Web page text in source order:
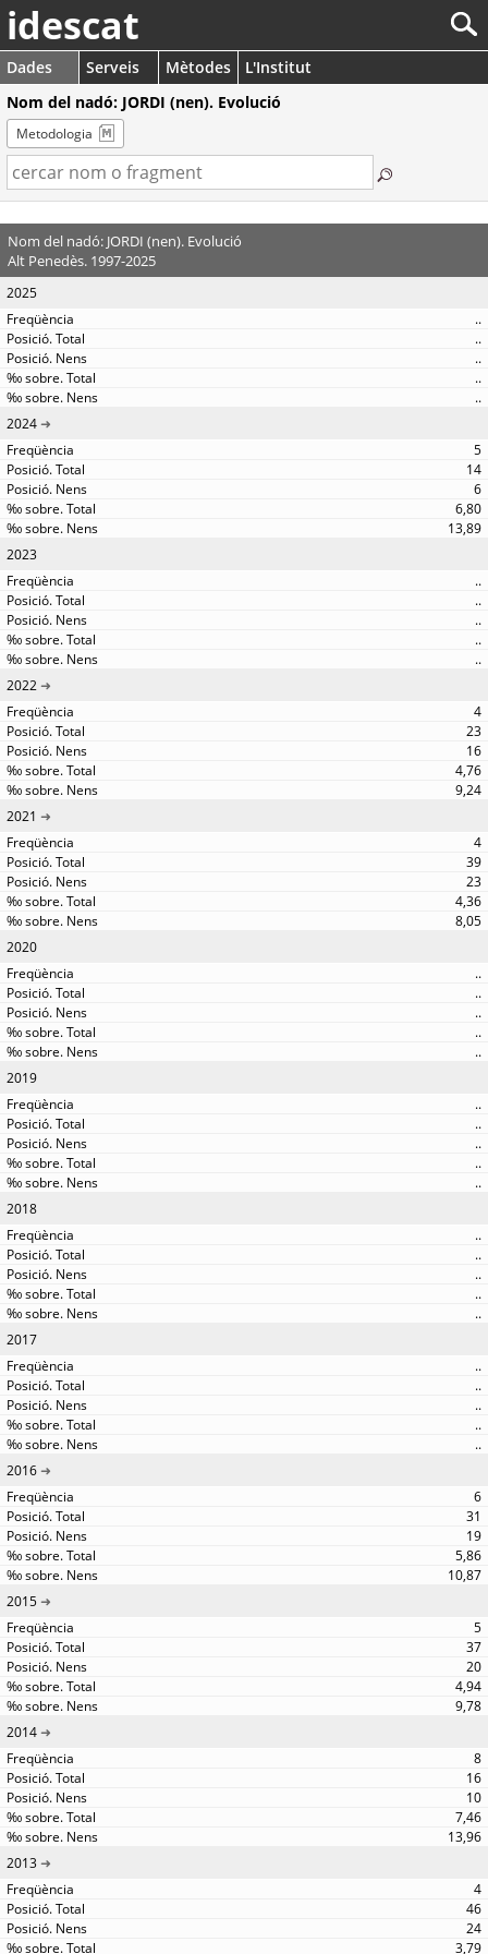
idescat
Dades Serveis Mètodes
L'Institut
Nom del nadó: JORDI (nen). Evolució
Metodologia
Nom del nadó: JORDI (nen). Evolució
Alt Penedès. 1997-2025
2025
..
..
..
..
..
2024
5
14
6
6,80
13,89
2023
..
..
..
..
..
2022
4
23
16
4,76
9,24
2021
4
39
23
4,36
8,05
2020
..
..
..
..
..
2019
..
..
..
..
..
2018
..
..
..
..
..
2017
..
..
..
..
..
2016
6
31
19
5,86
10,87
2015
5
37
20
4,94
9,78
2014
8
16
10
7,46
13,96
2013
4
46
24
3,79